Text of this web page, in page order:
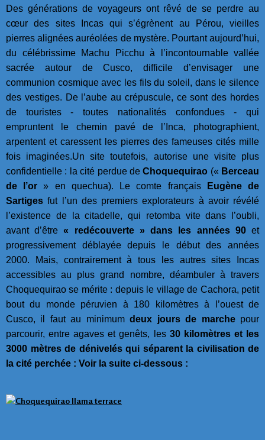
Des générations de voyageurs ont rêvé de se perdre au
cœur des sites Incas qui s’égrènent au Pérou, vieilles
pierres alignées auréolées de mystère. Pourtant aujourd’hui,
du célébrissime Machu Picchu à l’incontournable vallée
sacrée autour de Cusco, difficile d’envisager une
communion cosmique avec les fils du soleil, dans le silence
des vestiges. De l’aube au crépuscule, ce sont des hordes
de touristes - toutes nationalités confondues - qui
empruntent le chemin pavé de l’Inca, photographient,
arpentent et caressent les pierres des fameuses cités mille
fois imaginées.Un site toutefois, autorise une visite plus
confidentielle : la cité perdue deChoquequirao (« Berceau
de l’or » en quechua). Le comte français
Eugène de
Sartiges fut l’un des premiers explorateurs à avoir révélé
l’existence de la citadelle, qui retomba vite dans l’oubli,
avant d’être« redécouverte » dans les années 90et
progressivement déblayée depuis le début des années
2000. Mais, contrairement à tous les autres sites Incas
accessibles au plus grand nombre, déambuler à travers
Choquequirao se mérite : depuis le village de Cachora, petit
bout du monde péruvien à 180 kilomètres à l’ouest de
Cusco, il faut au minimumdeux jours de marchepour
parcourir, entre agaves et genêts, les 30 kilomètres et les
3000 mètres de dénivelés qui séparent la civilisation de
la cité perchée : Voir la suite ci-dessous :